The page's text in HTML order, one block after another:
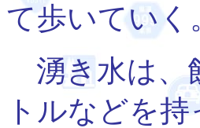
て歩いていく
湧き水は、
トルなどを